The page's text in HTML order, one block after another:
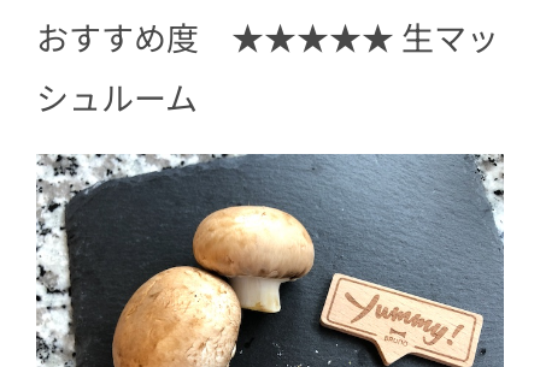
おすすめ度 ★★★★★ 生マッ
シュルーム